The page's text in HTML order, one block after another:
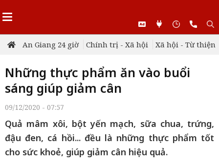
An Giang 24 giờ Chính trị - Xã hội Xã hội - Từ thiện
Những thực phẩm ăn vào buổi
sáng giúp giảm cân
09/12/2020 - 07:57
Quả mâm xôi, bột yến mạch, sữa chua, trứng,
đậu đen, cá hồi... đều là những thực phẩm tốt
cho sức khoẻ, giúp giảm cân hiệu quả.